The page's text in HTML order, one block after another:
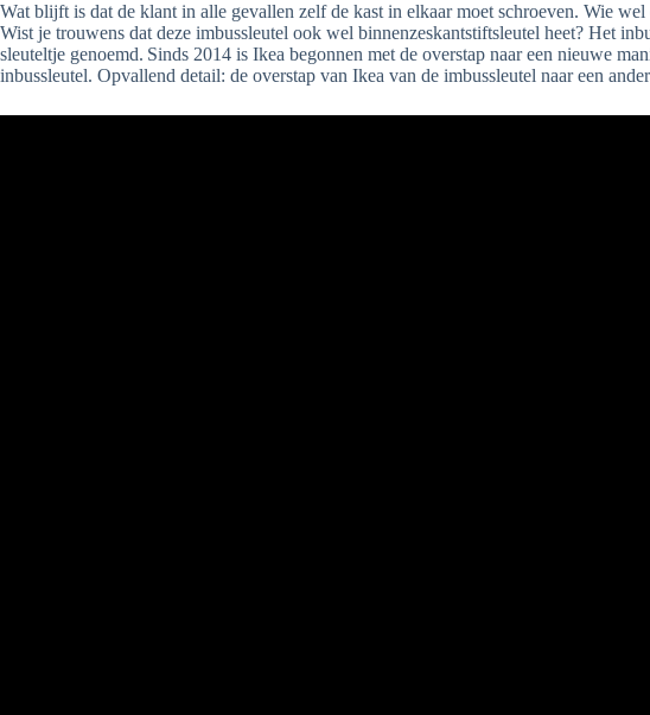
Wat blijft is dat de klant in alle gevallen zelf de kast in elkaar moet schroeven. Wie
Wist je trouwens dat deze imbussleutel ook wel binnenzeskantstiftsleutel heet?
sleuteltje genoemd. Sinds 2014 is Ikea begonnen met de overstap naar een nieuwe
inbussleutel. Opvallend detail: de overstap van Ikea van de imbussleutel naar een